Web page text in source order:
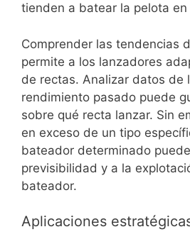
tienden a batear la pelota en
Comprender las tendencias
permite a los lanzadores
de rectas. Analizar datos de
rendimiento pasado puede
sobre qué recta lanzar. Sin
en exceso de un tipo
bateador determinado
previsibilidad y a la
bateador.
Aplicaciones